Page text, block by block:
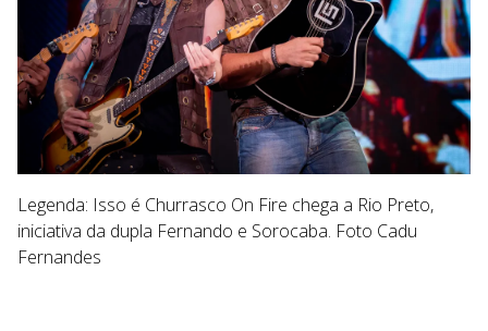
Legenda: Isso é Churrasco On Fire chega a Rio Preto,
iniciativa da dupla Fernando e Sorocaba. Foto Cadu
Fernandes